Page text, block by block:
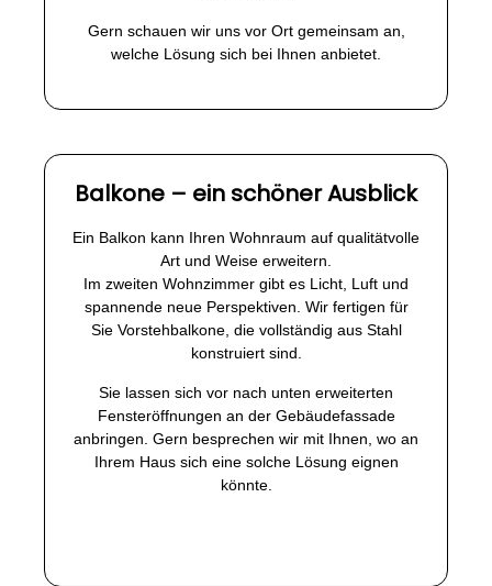
Gern schauen wir uns vor Ort gemeinsam an,
welche Lösung sich bei Ihnen anbietet.
Balkone – ein schöner Ausblick
Ein Balkon kann Ihren Wohnraum auf qualitätvolle
Art und Weise erweitern.
Im zweiten Wohnzimmer gibt es Licht, Luft und
spannende neue Perspektiven. Wir fertigen für
Sie Vorstehbalkone, die vollständig aus Stahl
konstruiert sind.
Sie lassen sich vor nach unten erweiterten
Fensteröffnungen an der Gebäudefassade
anbringen. Gern besprechen wir mit Ihnen, wo an
Ihrem Haus sich eine solche Lösung eignen
könnte.